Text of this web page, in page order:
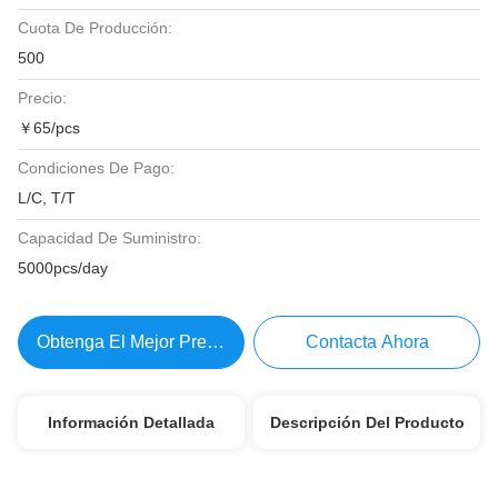
Cuota De Producción:
500
Precio:
￥65/pcs
Condiciones De Pago:
L/C, T/T
Capacidad De Suministro:
5000pcs/day
Obtenga El Mejor Precio Contacta Ahora
Información Detallada Descripción Del Producto